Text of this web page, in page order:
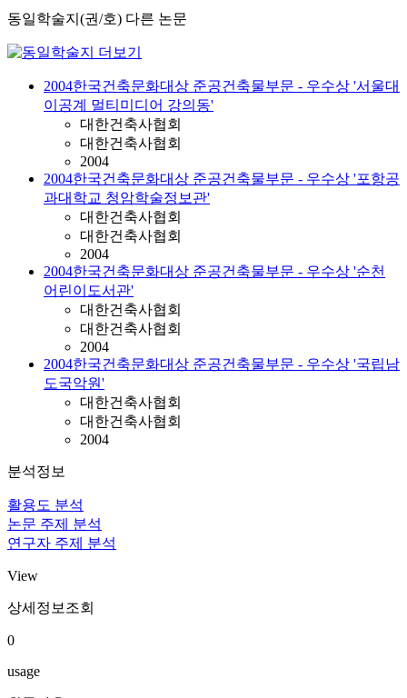
동일학술지(권/호) 다른 논문
2004한국건축문화대상 준공건축물부문 - 우수상 '서울대
이공계 멀티미디어 강의동'
대한건축사협회
대한건축사협회
2004
2004한국건축문화대상 준공건축물부문 - 우수상 '포항공
과대학교 청암학술정보관'
대한건축사협회
대한건축사협회
2004
2004한국건축문화대상 준공건축물부문 - 우수상 '순천
어린이도서관'
대한건축사협회
대한건축사협회
2004
2004한국건축문화대상 준공건축물부문 - 우수상 '국립남
도국악원'
대한건축사협회
대한건축사협회
2004
분석정보
활용도 분석
논문 주제 분석
연구자 주제 분석
View
상세정보조회
0
usage